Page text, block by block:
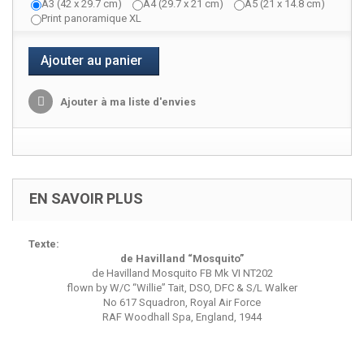
A3 (42 x 29.7 cm)
A4 (29.7 x 21 cm)
A5 (21 x 14.8 cm)
Print panoramique XL
Ajouter au panier
Ajouter à ma liste d'envies
EN SAVOIR PLUS
Texte:
de Havilland “Mosquito”
de Havilland Mosquito FB Mk VI NT202
flown by W/C “Willie” Tait, DSO, DFC & S/L Walker
No 617 Squadron, Royal Air Force
RAF Woodhall Spa, England, 1944